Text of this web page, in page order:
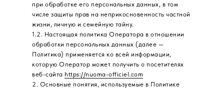
при обработке его персональных данных, в том
числе защиты прав на неприкосновенность частной
жизни, личную и семейную тайну.
1.2. Настоящая политика Оператора в отношении
обработки персональных данных (далее —
Политика) применяется ко всей информации,
которую Оператор может получить о посетителях
веб-сайта https://nuoma-officiel.com
2. Основные понятия, используемые в Политике